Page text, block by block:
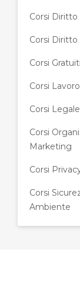
Corsi Diritto
Corsi
Corsi Gratuiti
Corsi
Corsi
Corsi
Marketing
Corsi
Corsi
Ambiente